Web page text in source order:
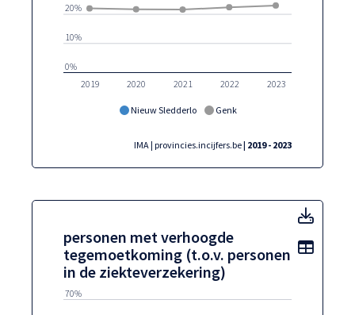
Nieuw Sledderlo Genk
2019 2020 2021 2022 2023
0%
10%
20%
IMA | provincies.incijfers.be| 2019 - 2023
personen met verhoogde
tegemoetkoming (t.o.v. personen
in de ziekteverzekering)
70%
Toon